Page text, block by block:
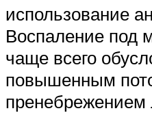
использование
Воспаление под
чаще всего
повышенным
пренебрежением